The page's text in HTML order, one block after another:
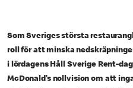
Som Sveriges största
roll för att minska
i lördagens Håll Sverige Rent-
McDonald’s nollvision om att